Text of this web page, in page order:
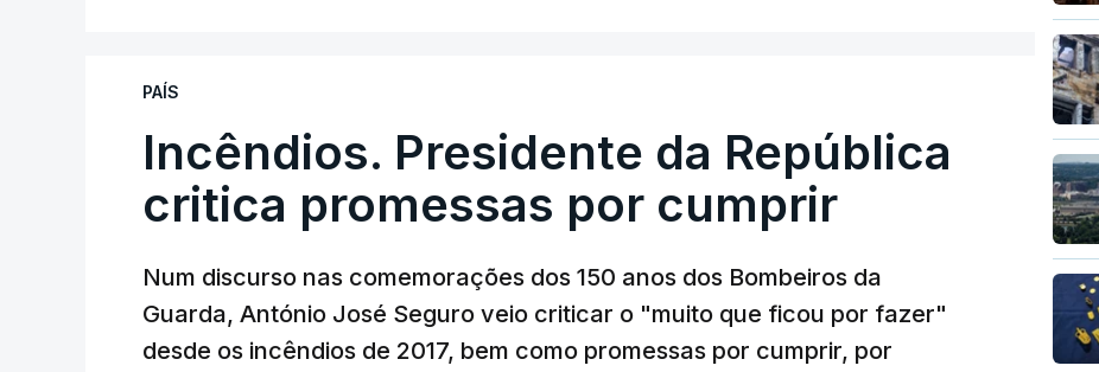
PAÍS
Incêndios. Presidente da República
critica promessas por cumprir
Num discurso nas comemorações dos 150 anos dos Bombeiros da
Guarda, António José Seguro veio criticar o "muito que ficou por fazer"
desde os incêndios de 2017, bem como promessas por cumprir, por